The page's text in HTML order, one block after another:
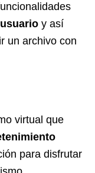
y así
un archivo con
virtual que
para disfrutar